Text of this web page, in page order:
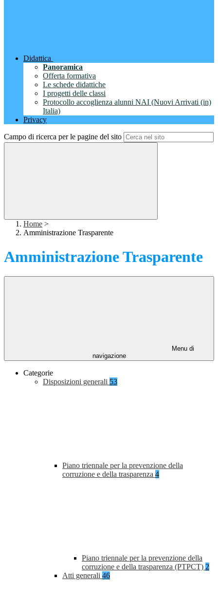
Didattica
Panoramica
Offerta formativa
Le schede didattiche
I progetti delle classi
Protocollo accoglienza alunni NAI (Nuovi Arrivati (in)
Italia)
Privacy
Campo di ricerca per le pagine del sito
Home >
Amministrazione Trasparente
Amministrazione Trasparente
Menu di
navigazione
Categorie
Disposizioni generali 53
Piano triennale per la prevenzione della
corruzione e della trasparenza 4
Piano triennale per la prevenzione della
corruzione e della trasparenza (PTPCT) 2
Atti generali 46